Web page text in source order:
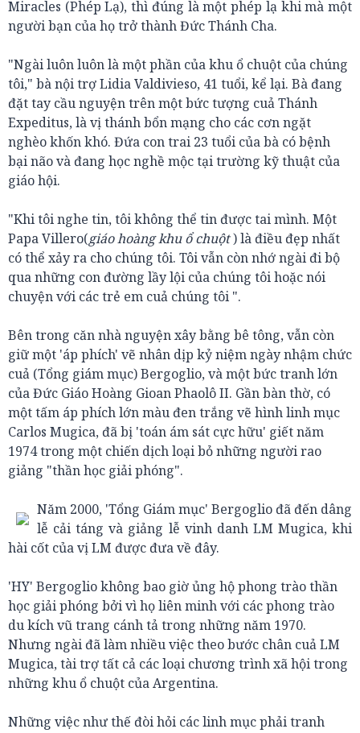
Miracles (Phép Lạ), thì đúng là một phép lạ khi mà một
người bạn của họ trở thành Đức Thánh Cha.
"Ngài luôn luôn là một phần của khu ổ chuột của chúng
tôi," bà nội trợ Lidia Valdivieso, 41 tuổi, kể lại. Bà đang
đặt tay cầu nguyện trên một bức tượng cuả Thánh
Expeditus, là vị thánh bổn mạng cho các cơn ngặt
nghèo khốn khó. Đứa con trai 23 tuổi của bà có bệnh
bại não và đang học nghề mộc tại trường kỹ thuật của
giáo hội.
"Khi tôi nghe tin, tôi không thể tin được tai mình. Một
Papa Villero(giáo hoàng khu ổ chuột) là điều đẹp nhất
có thể xảy ra cho chúng tôi. Tôi vẫn còn nhớ ngài đi bộ
qua những con đường lầy lội của chúng tôi hoặc nói
chuyện với các trẻ em cuả chúng tôi ".
Bên trong căn nhà nguyện xây bằng bê tông, vẫn còn
giữ một 'áp phích' vẽ nhân dịp kỷ niệm ngày nhậm chức
cuả (Tổng giám mục) Bergoglio, và một bức tranh lớn
của Đức Giáo Hoàng Gioan Phaolô II. Gần bàn thờ, có
một tấm áp phích lớn màu đen trắng vẽ hình linh mục
Carlos Mugica, đã bị 'toán ám sát cực hữu' giết năm
1974 trong một chiến dịch loại bỏ những người rao
giảng "thần học giải phóng".
Năm 2000, 'Tổng Giám mục' Bergoglio đã đến dâng
lễ cải táng và giảng lễ vinh danh LM Mugica, khi
hài cốt của vị LM được đưa về đây.
'HY' Bergoglio không bao giờ ủng hộ phong trào thần
học giải phóng bởi vì họ liên minh với các phong trào
du kích vũ trang cánh tả trong những năm 1970.
Nhưng ngài đã làm nhiều việc theo bước chân cuả LM
Mugica, tài trợ tất cả các loại chương trình xã hội trong
những khu ổ chuột của Argentina.
Những việc như thế đòi hỏi các linh mục phải tranh